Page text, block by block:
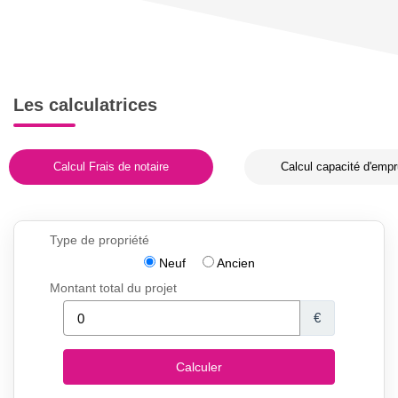
Les calculatrices
Calcul Frais de notaire Calcul capacité